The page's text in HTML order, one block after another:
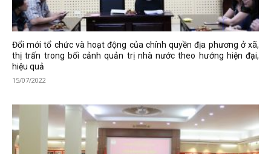
Đổi mới tổ chức và hoạt động của chính quyền địa phương ở xã,
thị trấn trong bối cảnh quản trị nhà nước theo hướng hiện đại,
hiệu quả
15/07/2022